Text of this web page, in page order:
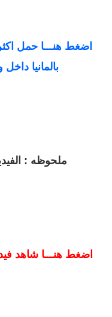
بالمانيا
ملحوظه :
اضغط هنـــا شاهد